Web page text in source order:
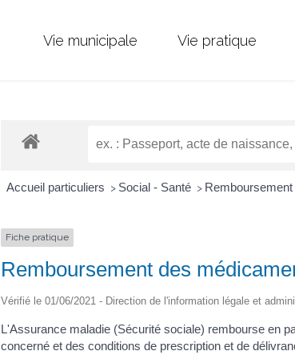
Vie municipale Vie pratique
Accueil particuliers > Social - Santé >
Fiche pratique
Remboursement des
Vérifié le 01/06/2021 - Direction de l'information légale et
L'Assurance maladie (Sécurité sociale) rembourse en
concerné et des conditions de prescription et de